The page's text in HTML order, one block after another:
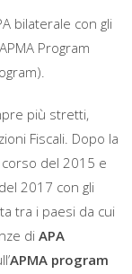
bilaterale con gli
Program
più stretti,
Fiscali. Dopo la
del 2015 e
2017 con gli
tra i paesi da cui
di APA
APMA program